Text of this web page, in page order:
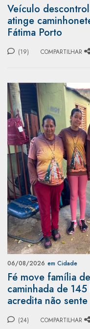
Veículo
atinge
Fátima Porto
(19) COMPARTILHAR
06/08/2026 em Cidade
Fé move família
caminhada de
acredita não
(24) COMPARTILHAR